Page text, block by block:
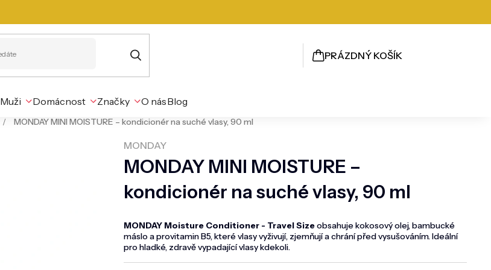
NÁKUPNÍ
PRÁZDNÝ KOŠÍK
Muži Domácnost Značky O násBlog
/ MONDAY MINI MOISTURE – kondicionér na suché vlasy, 90 ml
MONDAY MINI MOISTURE –
kondicionér na suché vlasy, 90 ml
MONDAY
MONDAY Moisture Conditioner - Travel Sizeobsahuje kokosový olej, bambucké
máslo a provitamin B5, které vlasy vyživují, zjemňují a chrání před vysušováním. Ideální
pro hladké, zdravě vypadající vlasy kdekoli.